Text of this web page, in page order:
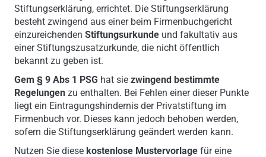
Stiftungserklärung, errichtet. Die Stiftungserklärung
besteht zwingend aus einer beim Firmenbuchgericht
einzureichenden Stiftungsurkundeund fakultativ aus
einer Stiftungszusatzurkunde, die nicht öffentlich
bekannt zu geben ist.
Gem § 9 Abs 1 PSG hat sie zwingend bestimmte
Regelungenzu enthalten. Bei Fehlen einer dieser Punkte
liegt ein Eintragungshindernis der Privatstiftung im
Firmenbuch vor. Dieses kann jedoch behoben werden,
sofern die Stiftungserklärung geändert werden kann.
Nutzen Sie diese kostenlose Mustervorlagefür eine